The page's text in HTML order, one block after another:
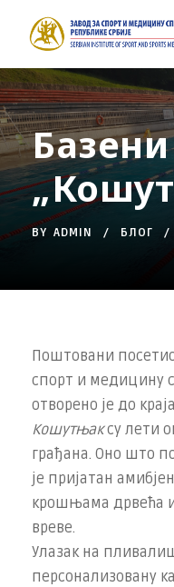
Базени
BY ADMIN БЛОГ
Поштовани
спорт и медицину
отворено је до
Кошутњаксу лети
грађана. Оно што
је пријатан
крошњама дрвећа
вреве.
Улазак на
персонализовану